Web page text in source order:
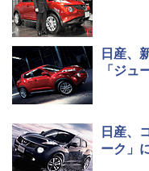
日産、
「ジュ
日産、
ーク」